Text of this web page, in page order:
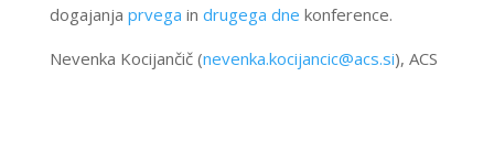
dogajanja prvega in drugega dne konference.
Nevenka Kocijančič (nevenka.kocijancic@acs.si), ACS